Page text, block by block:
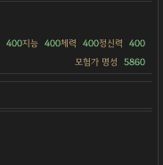
400지능 400체력 400정신력
400
모험가 명성
5860